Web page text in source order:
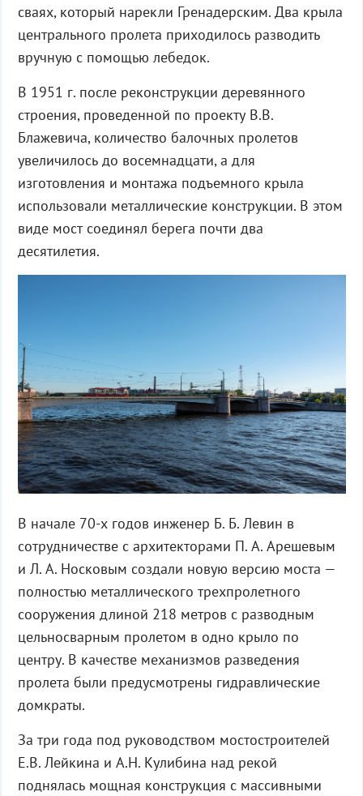
сваях, который нарекли Гренадерским. Два крыла
центрального пролета приходилось разводить
вручную с помощью лебедок.
В 1951 г. после реконструкции деревянного
строения, проведенной по проекту В.В.
Блажевича, количество балочных пролетов
увеличилось до восемнадцати, а для
изготовления и монтажа подъемного крыла
использовали металлические конструкции. В этом
виде мост соединял берега почти два
десятилетия.
В начале 70-х годов инженер Б. Б. Левин в
сотрудничестве с архитекторами П. А. Арешевым
и Л. А. Носковым создали новую версию моста —
полностью металлического трехпролетного
сооружения длиной 218 метров с разводным
цельносварным пролетом в одно крыло по
центру. В качестве механизмов разведения
пролета были предусмотрены гидравлические
домкраты.
За три года под руководством мостостроителей
Е.В. Лейкина и А.Н. Кулибина над рекой
поднялась мощная конструкция с массивными